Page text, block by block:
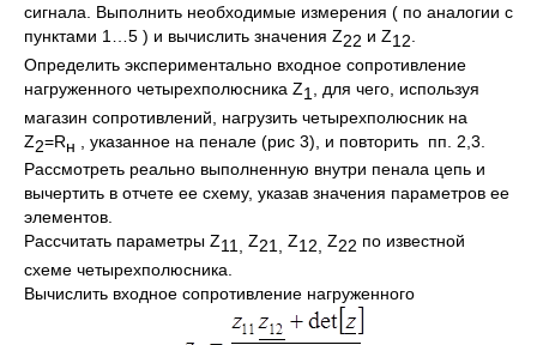
сигнала. Выполнить необходимые измерения ( по аналогии с
пунктами 1…5 ) и вычислить значения Z22 и Z12
Определить экспериментально входное сопротивление
нагруженного четырехполюсника Z1
, для чего, используя
магазин сопротивлений, нагрузить четырехполюсник на
Z2=Rн , указанное на пенале (рис 3), и повторить пп. 2,3.
Рассмотреть реально выполненную внутри пенала цепь и
вычертить в отчете ее схему, указав значения параметров ее
элементов.
Рассчитать параметры Z11, Z21, Z12, Z22 по известной
схеме четырехполюсника.
Вычислить входное сопротивление нагруженного